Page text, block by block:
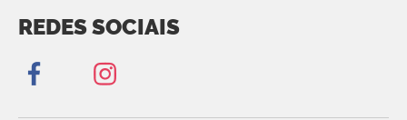
REDES SOCIAIS